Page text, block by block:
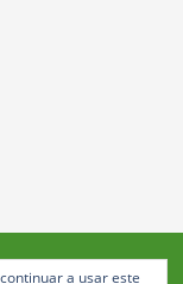
a usar este